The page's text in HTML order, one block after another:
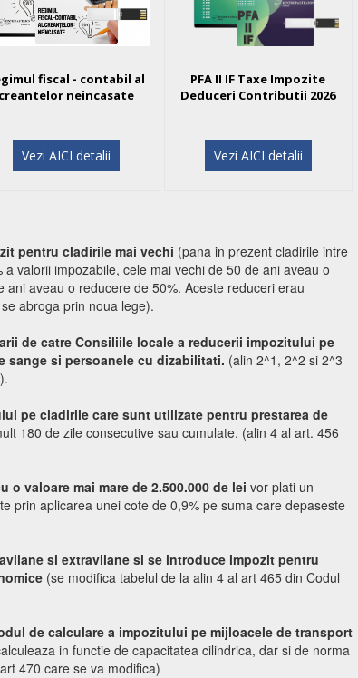
fiscal - contabil al
creantelor neincasate
Vezi AICI detalii
PFA II IF Taxe Impozite
Deduceri Contributii 2026
Vezi AICI detalii
pentru cladirile mai vechi (pana in prezent cladirile intre
valorii impozabile, cele mai vechi de 50 de ani aveau o
aveau o reducere de 50%. Aceste reduceri erau
abroga prin noua lege).
de catre Consiliile locale a reducerii impozitului pe
si persoanele cu dizabilitati. (alin 2^1, 2^2 si 2^3
pe cladirile care sunt utilizate pentru prestarea de
180 de zile consecutive sau cumulate. (alin 4 al art. 456
valoare mai mare de 2.500.000 de lei vor plati un
prin aplicarea unei cote de 0,9% pe suma care depaseste
si extravilane si se introduce impozit pentru
(se modifica tabelul de la alin 4 al art 465 din Codul
de calculare a impozitului pe mijloacele de transport
in functie de capacitatea cilindrica, dar si de norma
470 care se va modifica)